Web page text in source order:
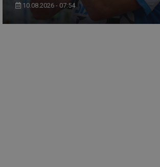
10.08.2026 - 07:54